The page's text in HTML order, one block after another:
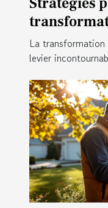
réussie en
La transformation
levier